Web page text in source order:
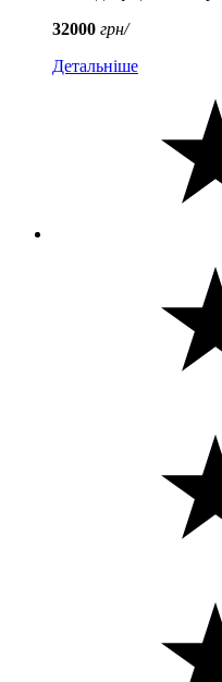
32000 грн/
Детальніше